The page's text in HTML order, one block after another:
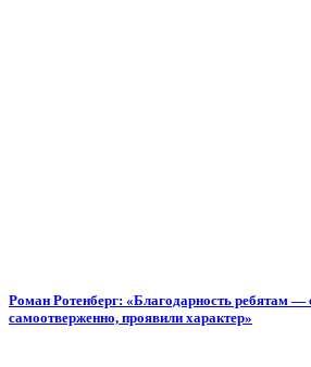
Роман Ротенберг: «Благодарность ребятам —
самоотверженно, проявили характер»